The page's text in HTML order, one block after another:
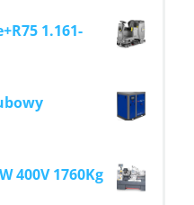
1.161-
400V 1760Kg